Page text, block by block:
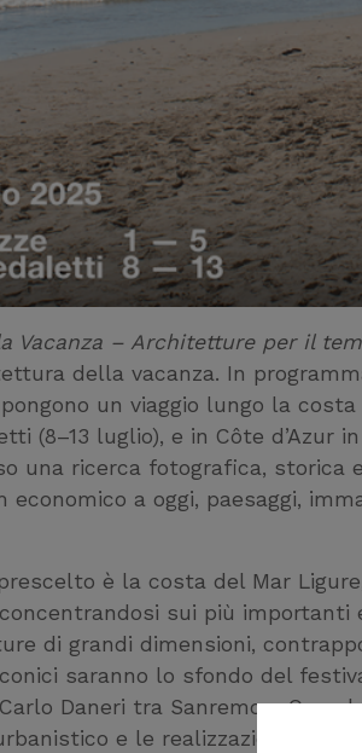
Vacanza – Architetture per il
della vacanza. In
un viaggio lungo la costa
(8–13 luglio), e in Côte d’Azur
una ricerca fotografica, storica
economico a oggi, paesaggi,
è la costa del Mar
concentrandosi sui più
di grandi dimensioni,
saranno lo sfondo del
Daneri tra Sanremo e
e le realizzazioni di